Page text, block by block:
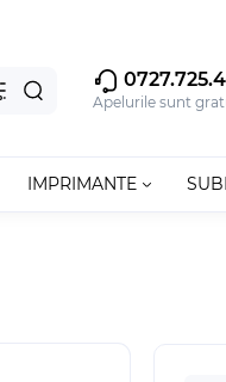
Apelurile sunt
IMPRIMANTE